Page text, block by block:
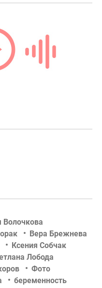
Волочкова
Вера Брежнева
Ксения Собчак
Лобода
Фото
беременность